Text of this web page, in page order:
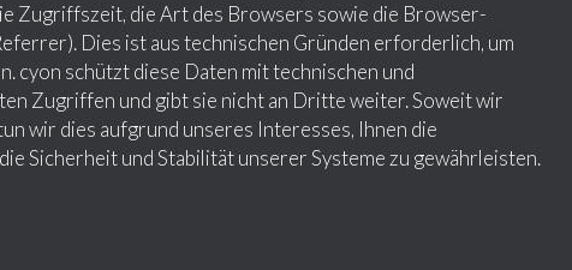
Zugriffszeit, die Art des Browsers sowie die Browser-
Dies ist aus technischen Gründen erforderlich, um
cyon schützt diese Daten mit technischen und
Zugriffen und gibt sie nicht an Dritte weiter. Soweit wir
wir dies aufgrund unseres Interesses, Ihnen die
Sicherheit und Stabilität unserer Systeme zu gewährleisten.